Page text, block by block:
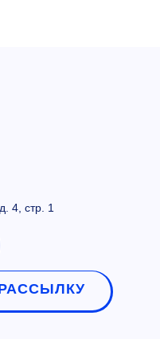
4, стр. 1